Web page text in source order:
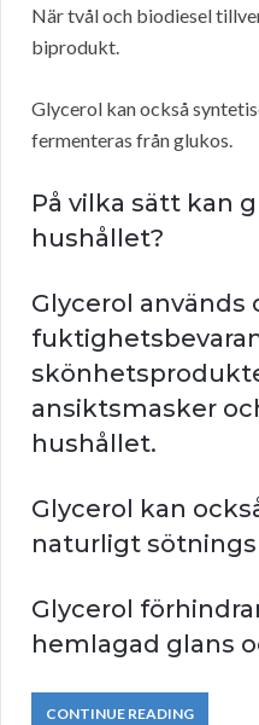
När tvål och biodiesel
biprodukt.
Glycerol kan också
fermenteras från glukos.
På vilka sätt kan
hushållet?
Glycerol används
ansiktsmasker
hushållet.
Glycerol kan
naturligt
Glycerol
hemlagad glans
CONTINUE READING